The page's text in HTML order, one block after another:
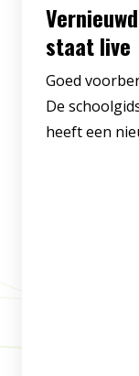
staat live
Goed
De
heeft een